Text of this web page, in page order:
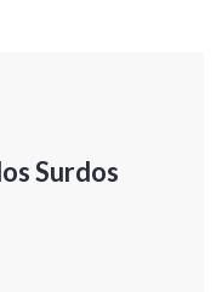
Surdos